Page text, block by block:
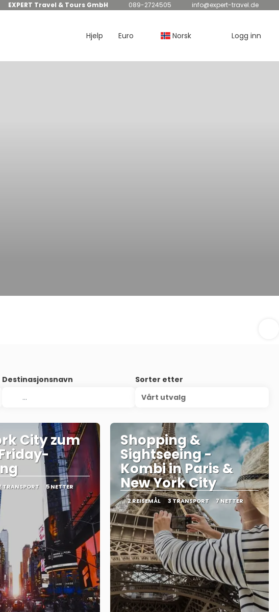
EXPERT Travel & Tours GmbH 089-2724505 info@expert-travel.de
Hjelp Euro Norsk Logg inn
Destinasjonsnavn
Sorter etter
Vårt utvalg
City zum
TRANSPORT 5 NETTER
Shopping &
Sightseeing -
Kombi in Paris &
New York City
2 REISEMÅL 3 TRANSPORT 7 NETTER